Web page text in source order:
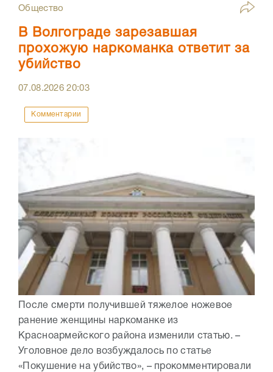
Общество
В Волгограде зарезавшая
прохожую наркоманка ответит за
убийство
07.08.202620:03
Комментарии
После смерти получившей тяжелое ножевое
ранение женщины наркоманке из
Красноармейского района изменили статью. –
Уголовное дело возбуждалось по статье
«Покушение на убийство», – прокомментировали